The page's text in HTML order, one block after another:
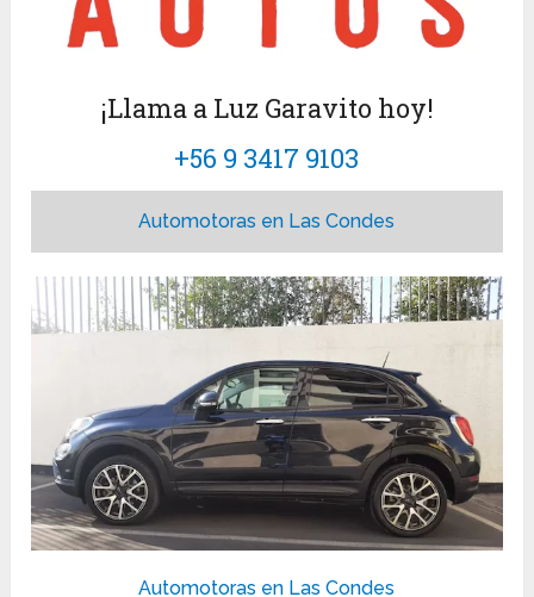
¡Llama a Luz Garavito hoy!
+56 9 3417 9103
Automotoras en Las Condes
Automotoras en Las Condes